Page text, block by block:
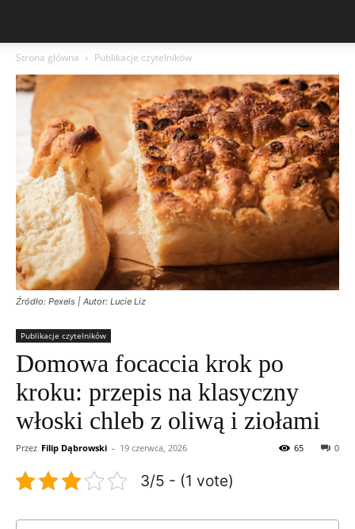
Strona główna Publikacje czytelników
Źródło: Pexels | Autor: Lucie Liz
Publikacje czytelników
Domowa focaccia krok po
kroku: przepis na klasyczny
włoski chleb z oliwą i ziołami
Przez Filip Dąbrowski - 19 czerwca, 2026 0
65
3/5 - (1 vote)